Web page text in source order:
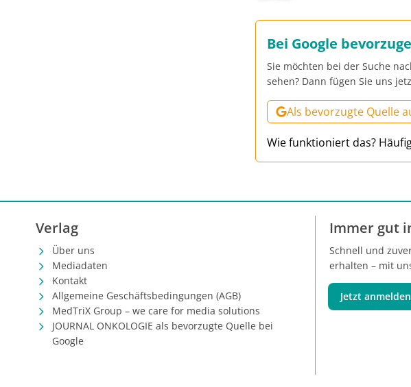
Bei Google
Sie möchten bei der Suche
sehen? Dann fügen Sie uns
Als bevorzugte Quelle
Wie funktioniert das?
Verlag
Über uns
Mediadaten
Kontakt
Allgemeine Geschäftsbedingungen (AGB)
MedTriX Group – we care for media solutions
JOURNAL ONKOLOGIE als bevorzugte Quelle bei
Google
Immer gut
Schnell und
erhalten – mit
Jetzt anmelden